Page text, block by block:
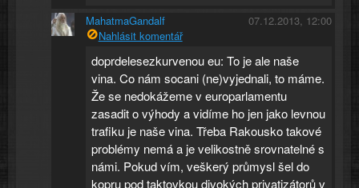
MahatmaGandalf
07.12.2013, 12:00
Nahlásit komentář
doprdelesezkurvenou eu: To je ale naše
vina. Co nám socani (ne)vyjednali, to máme.
Že se nedokážeme v europarlamentu
zasadit o výhody a vidíme ho jen jako levnou
trafiku je naše vina. Třeba Rakousko takové
problémy nemá a je velikostně srovnatelné s
námi. Pokud vím, veškerý průmysl šel do
kopru pod taktovkou divokých privatizátorů v